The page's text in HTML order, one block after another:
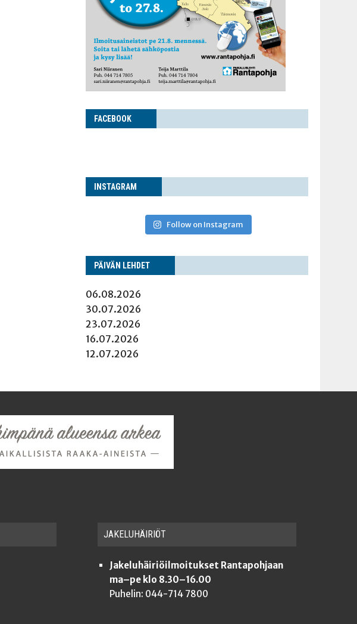
FACE­BOOK
INS­TA­GRAM
Follow on Instagram
PÄI­VÄN LEHDET
06.08.2026
30.07.2026
23.07.2026
16.07.2026
12.07.2026
JAKE­LU­HÄI­RIÖT
Jakeluhäiriöilmoitukset Rantapohjaan
ma–pe klo 8.30–16.00
Puhelin: 044-714 7800